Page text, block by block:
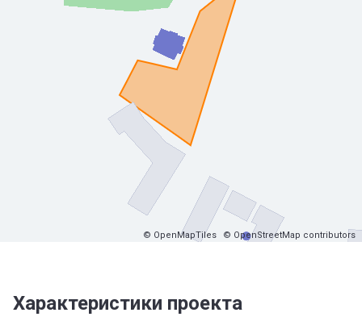
© OpenMapTiles © OpenStreetMap contributors
Характеристики проекта